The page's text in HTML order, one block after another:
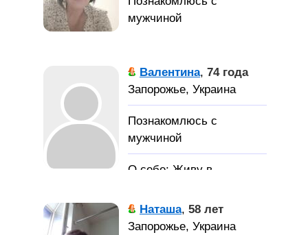
Валентина, 74 года
Запорожье, Украина
Живу в
Наташа, 58 лет
Запорожье, Украина